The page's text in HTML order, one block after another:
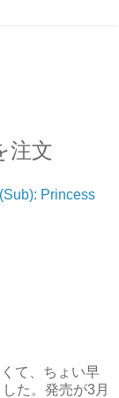
注文
Princess
て、ちょい早
た。発売が3月